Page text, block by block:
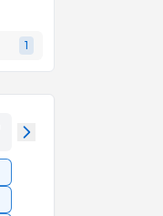
1